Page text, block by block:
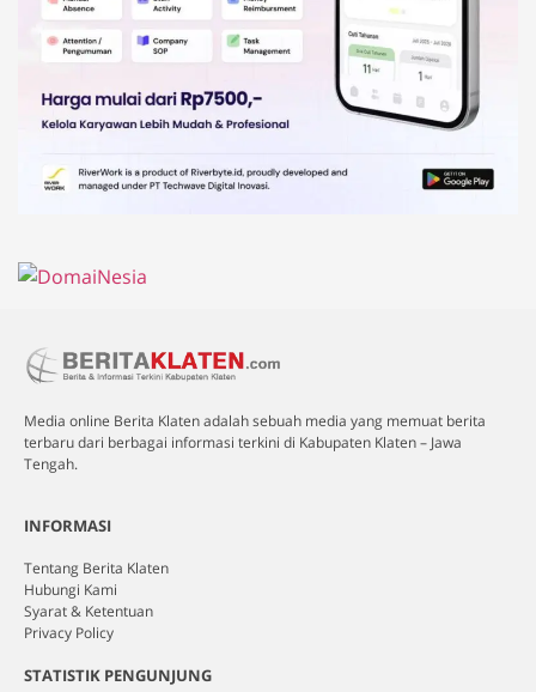
Media online Berita Klaten adalah sebuah media yang memuat berita
terbaru dari berbagai informasi terkini di Kabupaten Klaten – Jawa
Tengah.
INFORMASI
Tentang Berita Klaten
Hubungi Kami
Syarat & Ketentuan
Privacy Policy
STATISTIK PENGUNJUNG